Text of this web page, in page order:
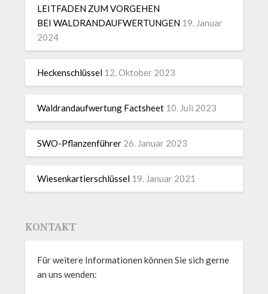
LEITFADEN ZUM VORGEHEN
BEI WALDRANDAUFWERTUNGEN 19. Januar
2024
Heckenschlüssel 12. Oktober 2023
Waldrandaufwertung Factsheet 10. Juli 2023
SWO-Pflanzenführer 26. Januar 2023
Wiesenkartierschlüssel 19. Januar 2021
KONTAKT
Für weitere Informationen können Sie sich gerne
an uns wenden: